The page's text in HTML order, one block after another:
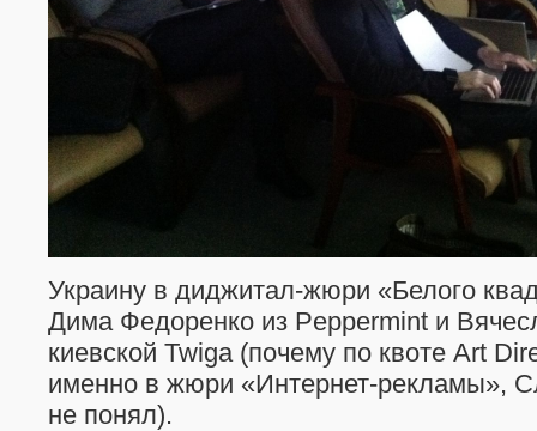
Украину в диджитал-жюри «Белого
Дима Федоренко из Peppermint и
киевской Twiga (почему по квоте Art
именно в жюри «Интернет-рекламы»,
не понял).